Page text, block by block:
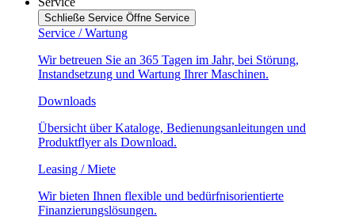
Schließe Service Öffne Service
Service / Wartung
Wir betreuen Sie an 365 Tagen im Jahr, bei Störung,
Instandsetzung und Wartung Ihrer Maschinen.
Downloads
Übersicht über Kataloge, Bedienungsanleitungen und
Produktflyer als Download.
Leasing / Miete
Wir bieten Ihnen flexible und bedürfnisorientierte
Finanzierungslösungen.